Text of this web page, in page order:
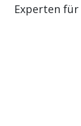
Experten